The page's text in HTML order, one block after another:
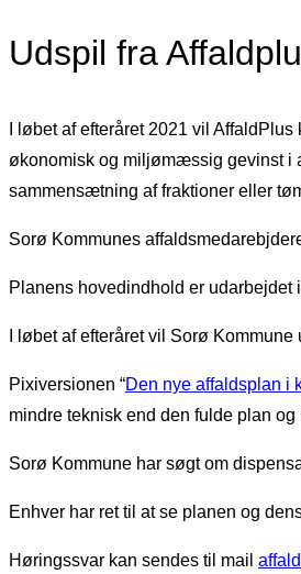
Udspil fra
I løbet af efteråret 2021 vil
økonomisk og miljømæssig gevinst i
sammensætning af fraktioner eller
Sorø Kommunes
Planens hovedindhold er udarbejdet
I løbet af efteråret vil Sorø
Pixiversionen “Den nye affaldsplan i
mindre teknisk end den fulde plan
Sorø Kommune har søgt om
Enhver har ret til at se planen og
Høringssvar kan sendes til mail